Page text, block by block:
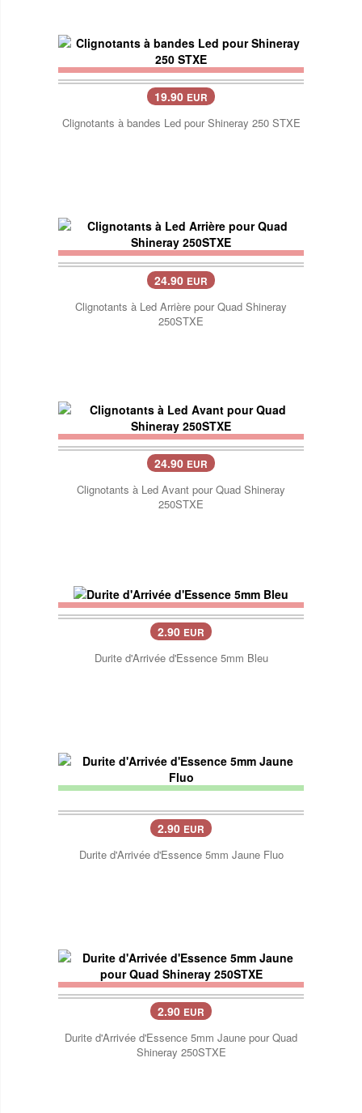
19.90 EUR
Clignotants à bandes Led pour Shineray 250 STXE
24.90 EUR
Clignotants à Led Arrière pour Quad Shineray
250STXE
24.90 EUR
Clignotants à Led Avant pour Quad Shineray
250STXE
2.90 EUR
Durite d'Arrivée d'Essence 5mm Bleu
2.90 EUR
Durite d'Arrivée d'Essence 5mm Jaune Fluo
2.90 EUR
Durite d'Arrivée d'Essence 5mm Jaune pour Quad
Shineray 250STXE